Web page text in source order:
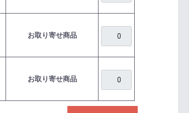
お取り寄せ商品
お取り寄せ商品